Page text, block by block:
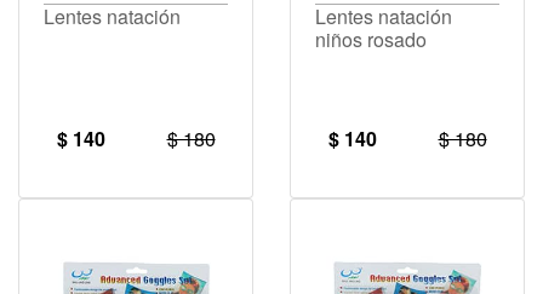
Lentes natación
$ 140 $ 180
Lentes natación
niños rosado
$ 140 $ 180